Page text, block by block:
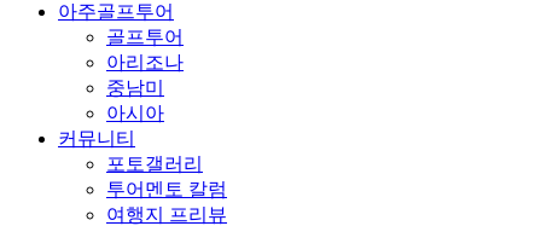
아주골프투어
골프투어
아리조나
중남미
아시아
커뮤니티
포토갤러리
투어멘토 칼럼
여행지 프리뷰